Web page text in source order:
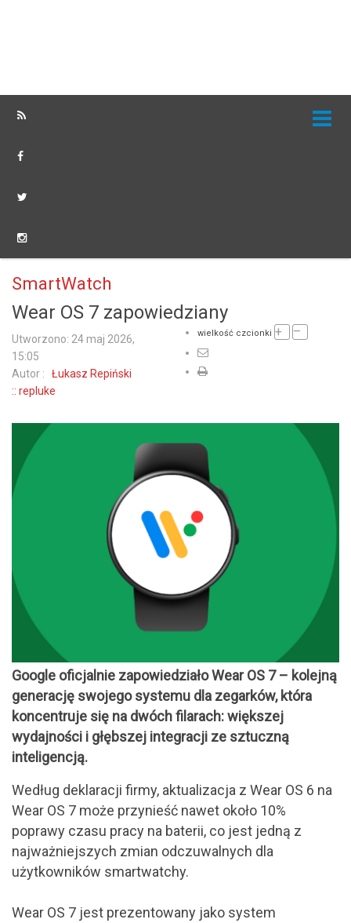
SmartWatch
Wear OS 7 zapowiedziany
wielkość czcionki + –
Utworzono: 24 maj 2026,
15:05
Autor : Łukasz Repiński
:: repluke
Google oficjalnie zapowiedziało Wear OS 7 – kolejną
generację swojego systemu dla zegarków, która
koncentruje się na dwóch filarach: większej
wydajności i głębszej integracji ze sztuczną
inteligencją.
Według deklaracji firmy, aktualizacja z Wear OS 6 na
Wear OS 7 może przynieść nawet około 10%
poprawy czasu pracy na baterii, co jest jedną z
najważniejszych zmian odczuwalnych dla
użytkowników smartwatchy.
Wear OS 7 jest prezentowany jako system